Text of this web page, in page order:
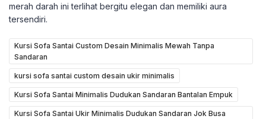
merah darah ini terlihat bergitu elegan dan memiliki aura
tersendiri.
Kursi Sofa Santai Custom Desain Minimalis Mewah Tanpa
Sandaran
kursi sofa santai custom desain ukir minimalis
Kursi Sofa Santai Minimalis Dudukan Sandaran Bantalan Empuk
Kursi Sofa Santai Ukir Minimalis Dudukan Sandaran Jok Busa